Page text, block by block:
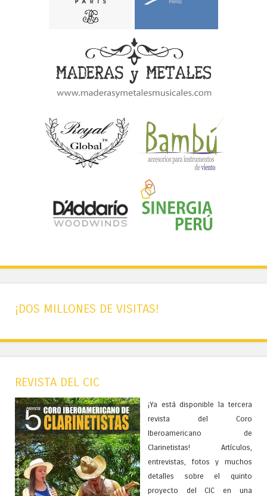
¡DOS MILLONES DE VISITAS!
REVISTA DEL CIC
¡Ya está disponible la tercera
revista del Coro
Iberoamericano de
Clarinetistas! Artículos,
entrevistas, fotos y muchos
detalles sobre el quinto
proyecto del CIC en una